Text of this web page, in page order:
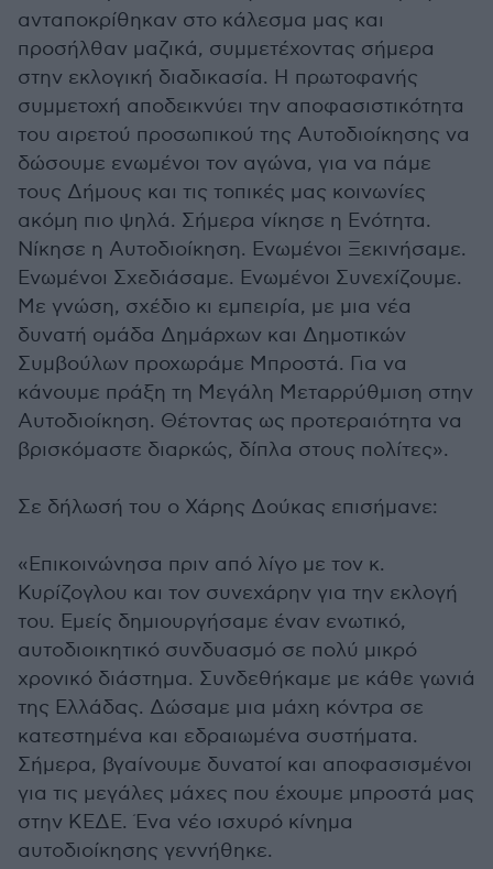
ανταποκρίθηκαν στο κάλεσμα μας και
προσήλθαν μαζικά, συμμετέχοντας σήμερα
στην εκλογική διαδικασία. Η πρωτοφανής
συμμετοχή αποδεικνύει την αποφασιστικότητα
του αιρετού προσωπικού της Αυτοδιοίκησης να
δώσουμε ενωμένοι τον αγώνα, για να πάμε
τους Δήμους και τις τοπικές μας κοινωνίες
ακόμη πιο ψηλά. Σήμερα νίκησε η Ενότητα.
Νίκησε η Αυτοδιοίκηση. Ενωμένοι Ξεκινήσαμε.
Ενωμένοι Σχεδιάσαμε. Ενωμένοι Συνεχίζουμε.
Με γνώση, σχέδιο κι εμπειρία, με μια νέα
δυνατή ομάδα Δημάρχων και Δημοτικών
Συμβούλων προχωράμε Μπροστά. Για να
κάνουμε πράξη τη Μεγάλη Μεταρρύθμιση στην
Αυτοδιοίκηση. Θέτοντας ως προτεραιότητα να
βρισκόμαστε διαρκώς, δίπλα στους πολίτες».
Σε δήλωσή του ο Χάρης Δούκας επισήμανε:
«Επικοινώνησα πριν από λίγο με τον κ.
Κυρίζογλου και τον συνεχάρην για την εκλογή
του. Εμείς δημιουργήσαμε έναν ενωτικό,
αυτοδιοικητικό συνδυασμό σε πολύ μικρό
χρονικό διάστημα. Συνδεθήκαμε με κάθε γωνιά
της Ελλάδας. Δώσαμε μια μάχη κόντρα σε
κατεστημένα και εδραιωμένα συστήματα.
Σήμερα, βγαίνουμε δυνατοί και αποφασισμένοι
για τις μεγάλες μάχες που έχουμε μπροστά μας
στην ΚΕΔΕ. Ένα νέο ισχυρό κίνημα
αυτοδιοίκησης γεννήθηκε.